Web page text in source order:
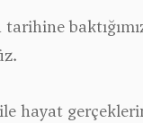
tarihine
hayat